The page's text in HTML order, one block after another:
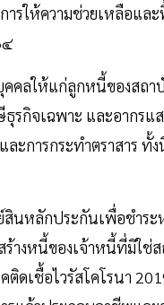
รให้ความช่วยเหลือแ
๔
คลให้แก่ลูกหนี้ของสถา
รกิจเฉพาะ และอากร
ะการกระทำตราสาร
หลักประกันเพื่อชำระ
งหนี้ของเจ้าหนี้ที่มิใช่ส
ดเชื้อไวรัสโคโรนา